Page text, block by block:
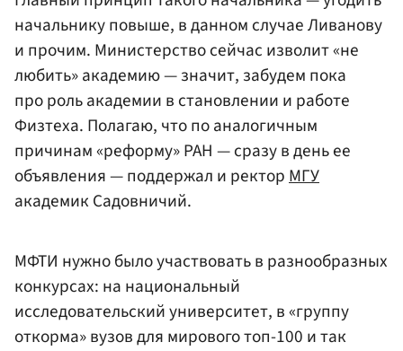
начальнику повыше, в данном случае Ливанову
и прочим. Министерство сейчас изволит «не
любить» академию — значит, забудем пока
про роль академии в становлении и работе
Физтеха. Полагаю, что по аналогичным
причинам «реформу» РАН — сразу в день ее
объявления — поддержал и ректорМГУ
академик Садовничий.
МФТИ нужно было участвовать в разнообразных
конкурсах: на национальный
исследовательский университет, в «группу
откорма» вузов для мирового топ-100 и так